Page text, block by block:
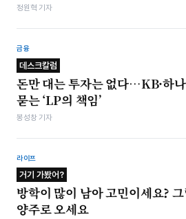
정원혁 기자
금융
데스크칼럼
돈만 대는 투자는 없다…KB·하
묻는 ‘LP의 책임’
봉성창 기자
라이프
거기 가봤어?
방학이 많이 남아 고민이세요?
양주로 오세요